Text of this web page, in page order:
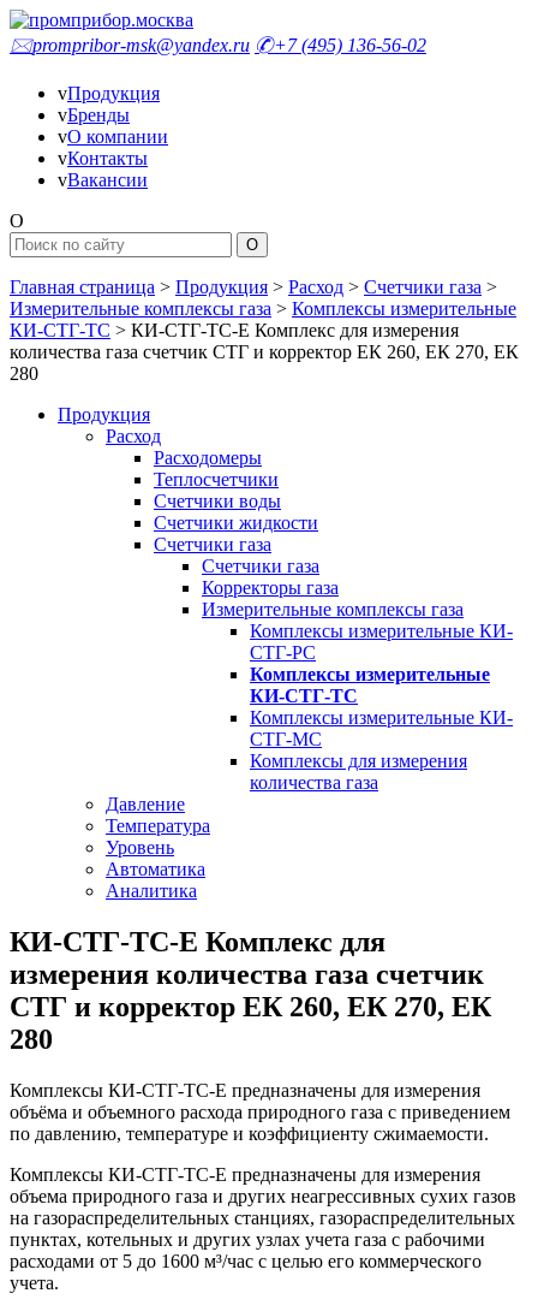
🖂prompribor-msk@yandex.ru ✆+7 (495) 136-56-02
vПродукция
vБренды
vО компании
vКонтакты
vВакансии
O
Главная страница > Продукция > Расход > Счетчики газа >
Измерительные комплексы газа > Комплексы измерительные
КИ-СТГ-ТС > КИ-СТГ-ТС-Е Комплекс для измерения
количества газа счетчик СТГ и корректор ЕК 260, ЕК 270, ЕК
280
Продукция
Расход
Расходомеры
Теплосчетчики
Счетчики воды
Счетчики жидкости
Счетчики газа
Счетчики газа
Корректоры газа
Измерительные комплексы газа
Комплексы измерительные КИ-
СТГ-РС
Комплексы измерительные
КИ-СТГ-ТС
Комплексы измерительные КИ-
СТГ-МС
Комплексы для измерения
количества газа
Давление
Температура
Уровень
Автоматика
Аналитика
КИ-СТГ-ТС-Е Комплекс для
измерения количества газа счетчик
СТГ и корректор ЕК 260, ЕК 270, ЕК
280
Комплексы КИ-СТГ-ТС-Е предназначены для измерения
объёма и объемного расхода природного газа с приведением
по давлению, температуре и коэффициенту сжимаемости.
Комплексы КИ-СТГ-ТС-Е предназначены для измерения
объема природного газа и других неагрессивных сухих газов
на газораспределительных станциях, газораспределительных
пунктах, котельных и других узлах учета газа с рабочими
расходами от 5 до 1600 м³/час с целью его коммерческого
учета.